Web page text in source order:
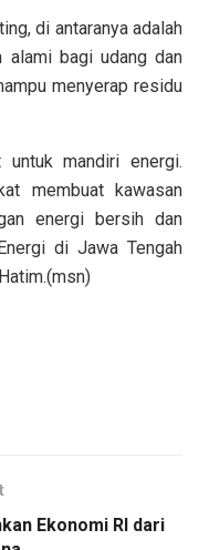
di antaranya adalah
alami bagi udang dan
menyerap residu
untuk mandiri energi.
membuat kawasan
energi bersih dan
di Jawa Tengah
Ekonomi RI dari